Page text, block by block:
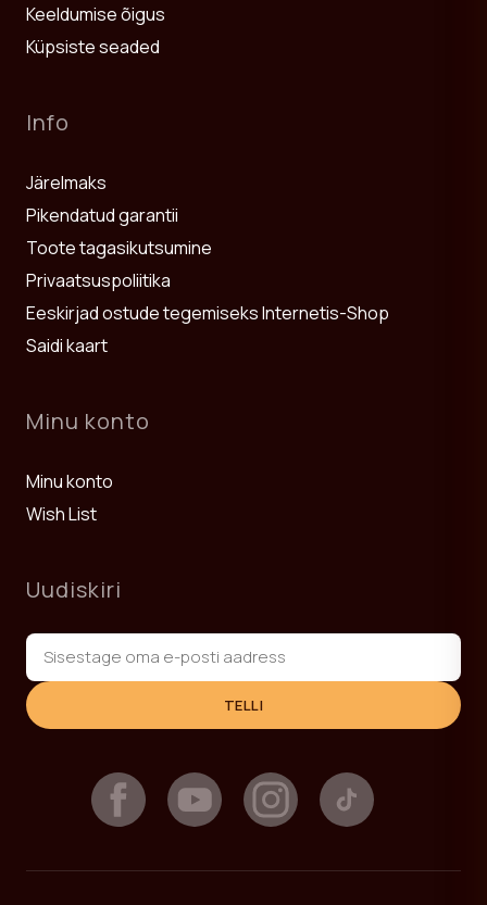
Keeldumise õigus
Küpsiste seaded
Info
Järelmaks
Pikendatud garantii
Toote tagasikutsumine
Privaatsuspoliitika
Eeskirjad ostude tegemiseks Internetis-Shop
Saidi kaart
Minu konto
Minu konto
Wish List
Uudiskiri
TELLI